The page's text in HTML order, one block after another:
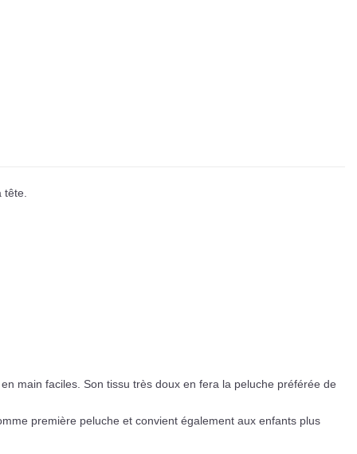
tête.
main faciles. Son tissu très doux en fera la peluche préférée de
première peluche et convient également aux enfants plus